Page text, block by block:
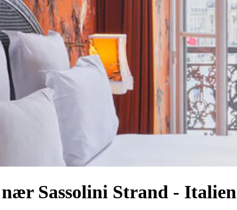
Sassolini Strand - Italien